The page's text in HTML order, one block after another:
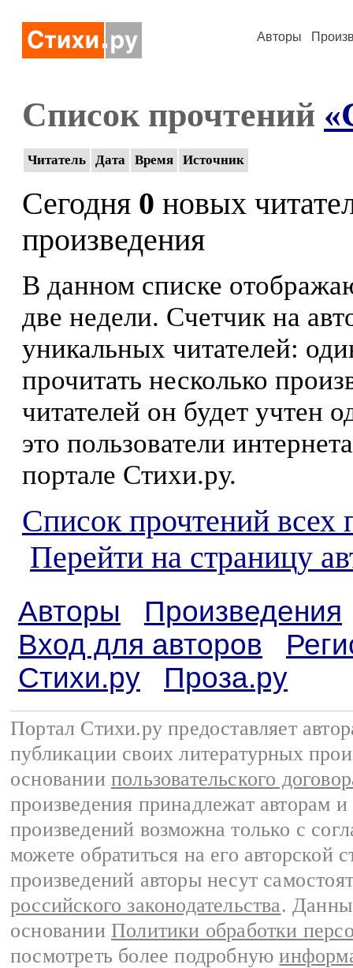
Авторы
Список прочтений
Читатель Дата Время Источник
Сегодня 0 новых
произведения
В данном списке
две недели. Счетчик на
уникальных читателей:
прочитать несколько
читателей он будет учтен
это пользователи
портале Стихи.ру.
Список прочтений всех
Перейти на страницу
Авторы
Произведения
Вход для авторов
Стихи.ру
Проза.ру
Портал Стихи.ру предоставляет
публикации своих литературных
основании пользовательского
произведения принадлежат авторам
произведений возможна только с
можете обратиться на его авторской
произведений авторы несут
российского законодательства.
основании Политики обработки
посмотреть более подробную